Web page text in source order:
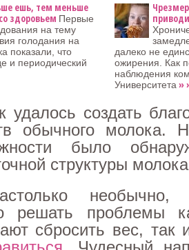
ешь, тем меньше
здоровьем Первые
на тему
голодания на
показали, что
и периодический
далеко не
ожирения. Как
наблюдения
Университета »
удалось создать
обычного молока.
было
структуры
необычно,
решать проблемы
сбросить вес, так